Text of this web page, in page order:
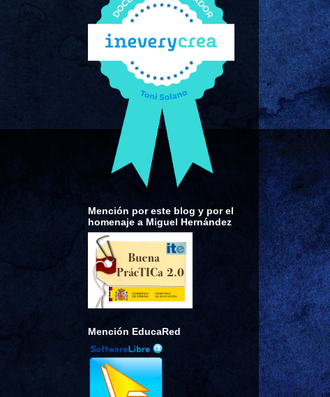
Mención por este blog y por el
homenaje a Miguel Hernández
Mención EducaRed